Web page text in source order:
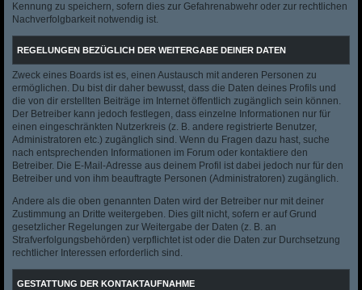
Kennung zu speichern, sofern dies zur Gefahrenabwehr oder zur rechtlichen
Nachverfolgbarkeit notwendig ist.
REGELUNGEN BEZÜGLICH DER WEITERGABE DEINER DATEN
Zweck eines Boards ist es, einen Austausch mit anderen Personen zu
ermöglichen. Du bist dir daher bewusst, dass die Daten deines Profils und
die von dir erstellten Beiträge im Internet öffentlich zugänglich sein können.
Der Betreiber kann jedoch festlegen, dass einzelne Informationen nur für
einen eingeschränkten Nutzerkreis (z. B. andere registrierte Benutzer,
Administratoren etc.) zugänglich sind. Wenn du Fragen dazu hast, suche
nach entsprechenden Informationen im Forum oder kontaktiere den
Betreiber. Die E-Mail-Adresse aus deinem Profil ist dabei jedoch nur für den
Betreiber und von ihm beauftragte Personen (Administratoren) zugänglich.
Andere als die oben genannten Daten wird der Betreiber nur mit deiner
Zustimmung an Dritte weitergeben. Dies gilt nicht, sofern er auf Grund
gesetzlicher Regelungen zur Weitergabe der Daten (z. B. an
Strafverfolgungsbehörden) verpflichtet ist oder die Daten zur Durchsetzung
rechtlicher Interessen erforderlich sind.
GESTATTUNG DER KONTAKTAUFNAHME